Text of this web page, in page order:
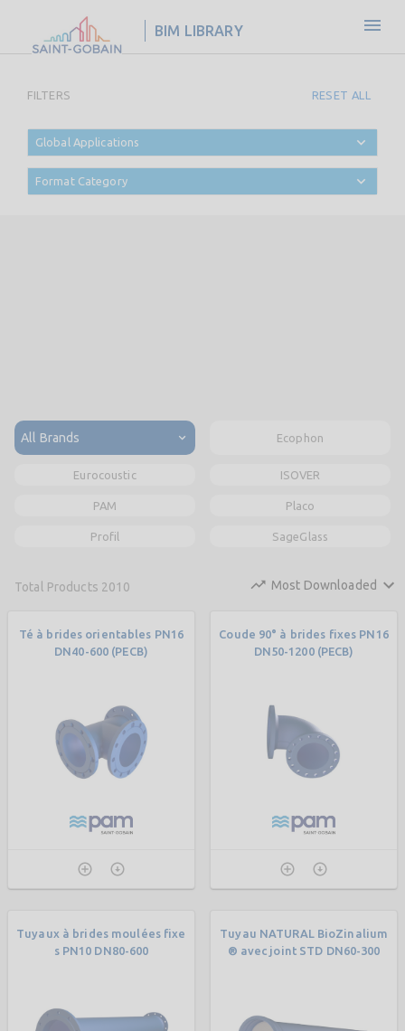
BIM LIBRARY
FILTERS RESET ALL
Global Applications
Format Category
All Brands Ecophon
Eurocoustic ISOVER
PAM Placo
Profil SageGlass
Total Products 2010 Most Downloaded
Té à brides orientables PN16
DN40-600 (PECB)
Coude 90° à brides fixes PN16
DN50-1200 (PECB)
Tuyaux à brides moulées fixe
s PN10 DN80-600
Tuyau NATURAL BioZinalium
® avec joint STD DN60-300